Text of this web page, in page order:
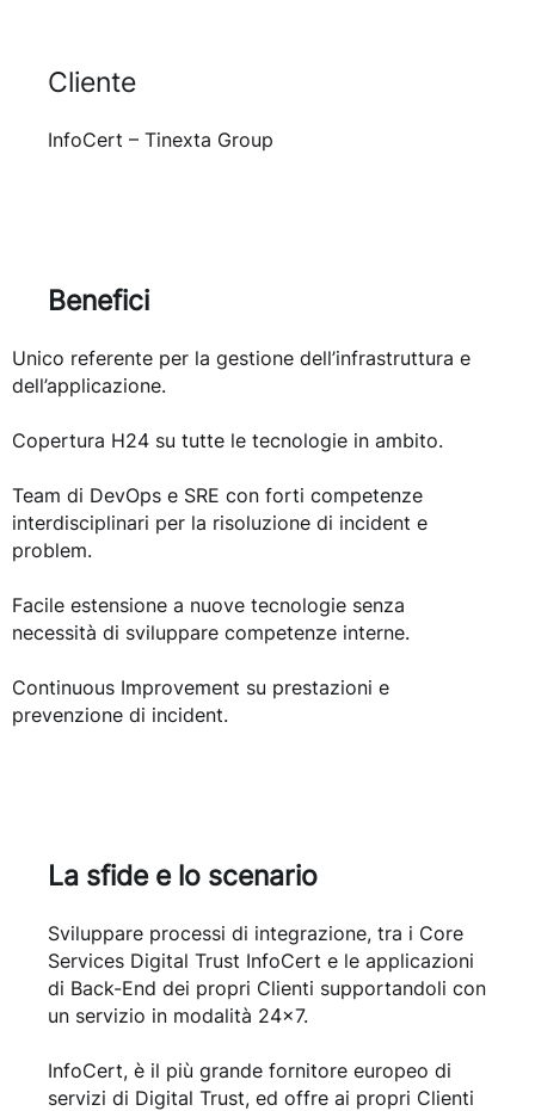
Cliente
InfoCert – Tinexta Group
Benefici
Unico referente per la gestione dell’infrastruttura e
dell’applicazione.
Copertura H24 su tutte le tecnologie in ambito.
Team di DevOps e SRE con forti competenze
interdisciplinari per la risoluzione di incident e
problem.
Facile estensione a nuove tecnologie senza
necessità di sviluppare competenze interne.
Continuous Improvement su prestazioni e
prevenzione di incident.
La sfide e lo scenario
Sviluppare processi di integrazione, tra i Core
Services Digital Trust InfoCert e le applicazioni
di Back-End dei propri Clienti supportandoli con
un servizio in modalità 24×7.
InfoCert, è il più grande fornitore europeo di
servizi di Digital Trust, ed offre ai propri Clienti